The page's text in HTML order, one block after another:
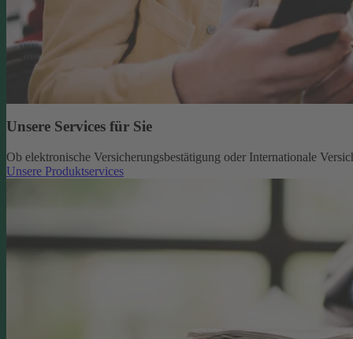
Unsere Services für Sie
Ob elektronische Versicherungsbestätigung oder Internationale
Unsere Produktservices